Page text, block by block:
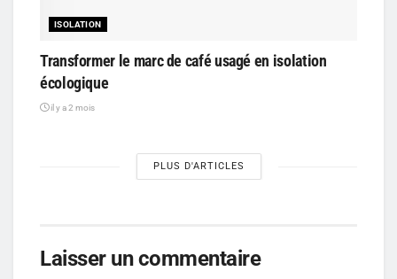
ISOLATION
Transformer le marc de café usagé en isolation
écologique
il y a 2 mois
PLUS D'ARTICLES
Laisser un commentaire